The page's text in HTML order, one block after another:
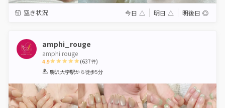
空き状況 今日 △ 明日 △ 明後日 ◎
amphi_rouge
amphi rouge
4.9
1 2 3 4 5
(637件)
駒沢大学駅から徒歩5分